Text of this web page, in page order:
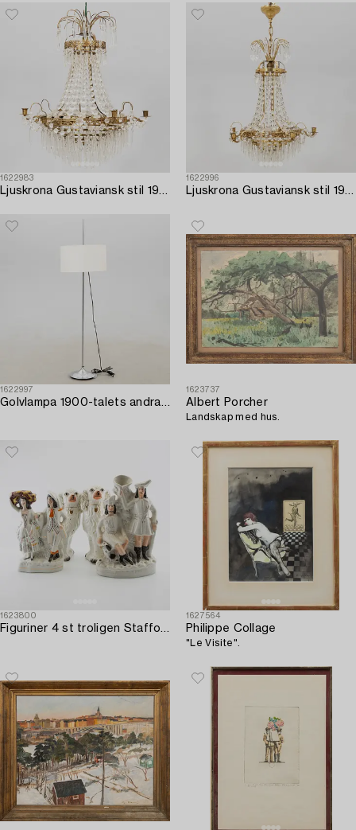
1622983
Ljuskrona Gustaviansk stil 1900-talets mitt/andra hälft.
1622996
Ljuskrona Gustaviansk stil 1900-talets mitt/andra hälft.
1622997
Golvlampa 1900-talets andra hälft.
1623737
Albert Porcher
Landskap med hus.
1623800
Figuriner 4 st troligen Staffordshire England omkring 1900 flintgods.
1627564
Philippe Collage
"Le Visite".